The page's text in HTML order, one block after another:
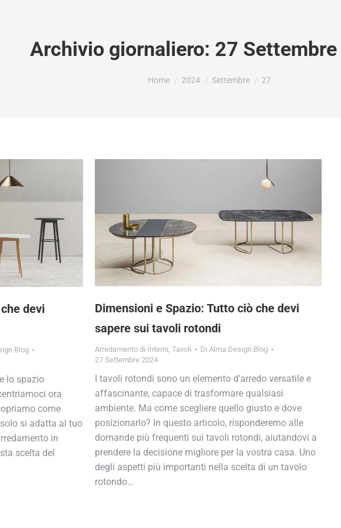
Archivio giornaliero: 27
Tu sei qui:
Home 2024 Settembre 27
devi
Blog
lo spazio
ora
come
si adatta al tuo
in
scelta del
Dimensioni e Spazio: Tutto ciò che devi
sapere sui tavoli rotondi
Arredamento di Interni, Tavoli Di Alma Design Blog
27 Settembre 2024
I tavoli rotondi sono un elemento d’arredo versatile e
affascinante, capace di trasformare qualsiasi
ambiente. Ma come scegliere quello giusto e dove
posizionarlo? In questo articolo, risponderemo alle
domande più frequenti sui tavoli rotondi, aiutandovi a
prendere la decisione migliore per la vostra casa. Uno
degli aspetti più importanti nella scelta di un tavolo
rotondo…